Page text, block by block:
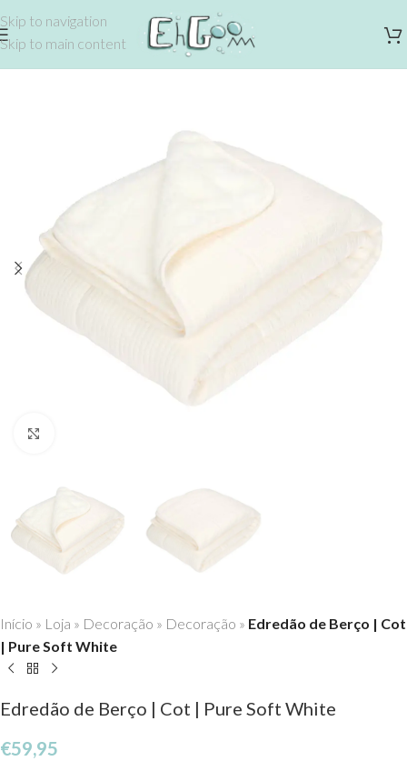
Skip to navigation
Skip to main content
Início » Loja » Decoração » Decoração » Edredão de Berço | Cot
| Pure Soft White
Edredão de Berço | Cot | Pure Soft White
€59,95